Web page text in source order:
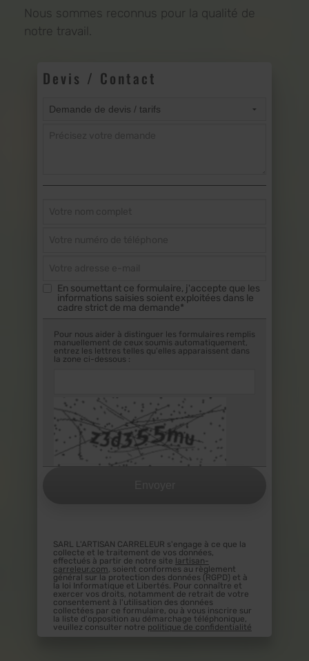
Nous sommes reconnus pour la qualité de
notre travail.
Devis / Contact
En soumettant ce formulaire, j'accepte que les
informations saisies soient exploitées dans le
cadre strict de ma demande*
Pour nous aider à distinguer les formulaires remplis
manuellement de ceux soumis automatiquement,
entrez les lettres telles qu'elles apparaissent dans
la zone ci-dessous :
SARL L'ARTISAN CARRELEUR s'engage à ce que la
collecte et le traitement de vos données,
effectués à partir de notre site lartisan-
carreleur.com, soient conformes au règlement
général sur la protection des données (RGPD) et à
la loi Informatique et Libertés. Pour connaître et
exercer vos droits, notamment de retrait de votre
consentement à l'utilisation des données
collectées par ce formulaire, ou à vous inscrire sur
la liste d'opposition au démarchage téléphonique,
veuillez consulter notre politique de confidentialité